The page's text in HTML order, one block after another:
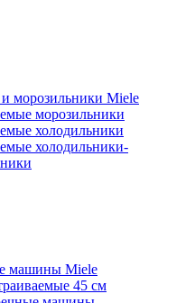
морозильники Miele
морозильники
холодильники
холодильники-
машины Miele
45 см